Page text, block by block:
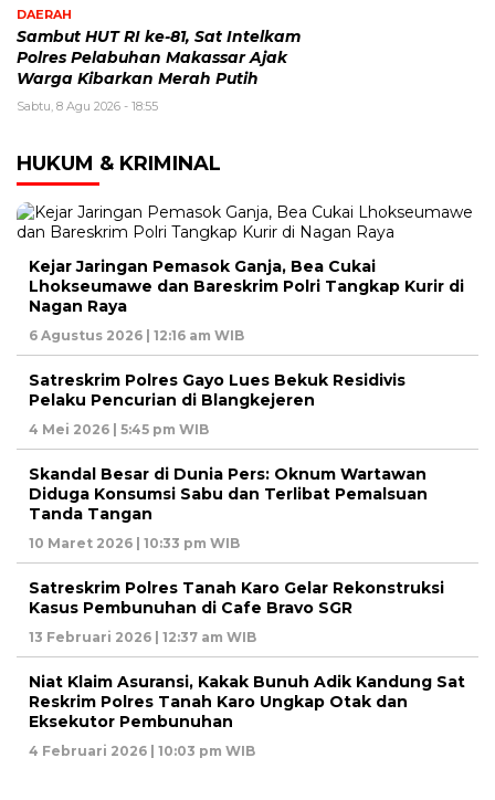
DAERAH
Sambut HUT RI ke-81, Sat Intelkam
Polres Pelabuhan Makassar Ajak
Warga Kibarkan Merah Putih
Sabtu, 8 Agu 2026 - 18:55
HUKUM & KRIMINAL
Kejar Jaringan Pemasok Ganja, Bea Cukai
Lhokseumawe dan Bareskrim Polri Tangkap Kurir di
Nagan Raya
6 Agustus 2026 | 12:16 am WIB
Satreskrim Polres Gayo Lues Bekuk Residivis
Pelaku Pencurian di Blangkejeren
4 Mei 2026 | 5:45 pm WIB
Skandal Besar di Dunia Pers: Oknum Wartawan
Diduga Konsumsi Sabu dan Terlibat Pemalsuan
Tanda Tangan
10 Maret 2026 | 10:33 pm WIB
Satreskrim Polres Tanah Karo Gelar Rekonstruksi
Kasus Pembunuhan di Cafe Bravo SGR
13 Februari 2026 | 12:37 am WIB
Niat Klaim Asuransi, Kakak Bunuh Adik Kandung Sat
Reskrim Polres Tanah Karo Ungkap Otak dan
Eksekutor Pembunuhan
4 Februari 2026 | 10:03 pm WIB